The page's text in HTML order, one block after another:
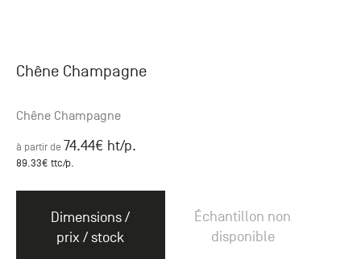
Chêne Champagne
Chêne Champagne
à partir de 74.44€ ht/p.
89.33€ ttc/p.
Dimensions /
prix / stock
Échantillon non
disponible